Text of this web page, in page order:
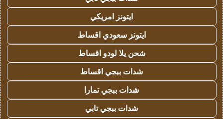
ايتونز امريكي
ايتونز سعودي اقساط
شحن يلا لودو اقساط
شدات ببجي اقساط
شدات ببجي تمارا
شدات ببجي تابي